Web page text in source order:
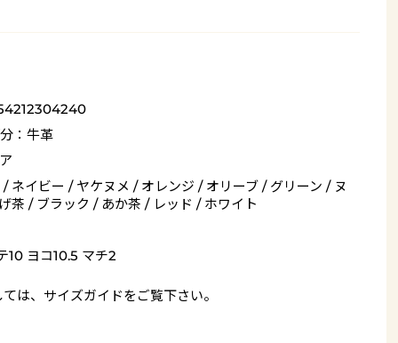
：牛革
/ ネイビー / ヤケヌメ / オレンジ / オリーブ / グリーン / ヌ
茶 / ブラック / あか茶 / レッド / ホワイト
10 ヨコ10.5 マチ2
は、 サイズガイドをご覧下さい。